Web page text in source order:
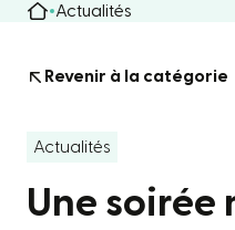
Actualités
Revenir à la catégorie
Actualités
Une soirée